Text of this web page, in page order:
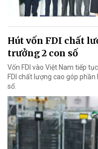
Hút vốn FDI chất
trưởng 2 con số
Vốn FDI vào Việt Nam tiếp
FDI chất lượng cao góp
số.